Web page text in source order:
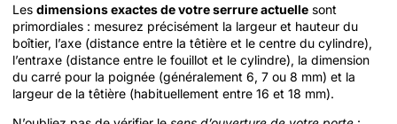
Les dimensions exactes de votre serrure actuelle sont
primordiales : mesurez précisément la largeur et hauteur du
boîtier, l’axe (distance entre la têtière et le centre du cylindre),
l’entraxe (distance entre le fouillot et le cylindre), la dimension
du carré pour la poignée (généralement 6, 7 ou 8 mm) et la
largeur de la têtière (habituellement entre 16 et 18 mm).